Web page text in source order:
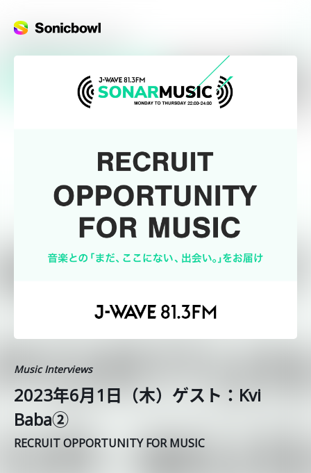
Music Interviews
2023年6月1日（木）ゲスト：Kvi
Baba②
RECRUIT OPPORTUNITY FOR MUSIC